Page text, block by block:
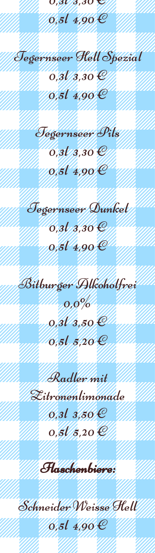
0,5l 4,90 €
Tegernseer Hell Spezial
0,3l3,30 €
0,5l 4,90 €
Tegernseer Pils
0,3l3,30 €
0,5l 4,90 €
Tegernseer Dunkel
0,3l 3,30 €
0,5l 4,90 €
Bitburger Alkoholfrei
0,0%
0,3l 3,50 €
0,5l 5,20 €
Radler mit
Zitronenlimonade
0,3l 3,50 €
0,5l 5,20 €
Flaschenbiere:
SchneiderWeisse Hell
0,5l 4,90 €